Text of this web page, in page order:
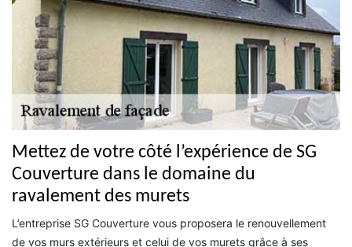
Mettez de votre côté l’expérience de SG
Couverture dans le domaine du
ravalement des murets
L’entreprise SG Couverture vous proposera le renouvellement
de vos murs extérieurs et celui de vos murets grâce à ses